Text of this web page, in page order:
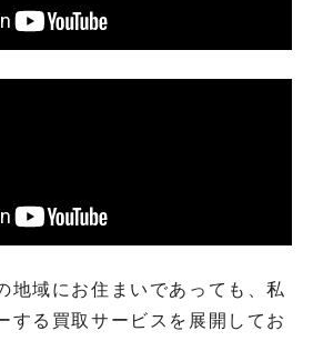
地域にお住まいであっても、私
する買取サービスを展開してお